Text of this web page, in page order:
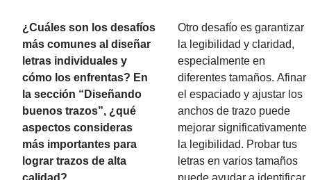
¿Cuáles son los desafíos
más comunes al diseñar
letras individuales y
cómo los enfrentas? En
la sección “Diseñando
buenos trazos”, ¿qué
aspectos consideras
más importantes para
lograr trazos de alta
calidad?
Otro desafío es garantizar
la legibilidad y claridad,
especialmente en
diferentes tamaños. Afinar
el espaciado y ajustar los
anchos de trazo puede
mejorar significativamente
la legibilidad. Probar tus
letras en varios tamaños
puede ayudar a identificar